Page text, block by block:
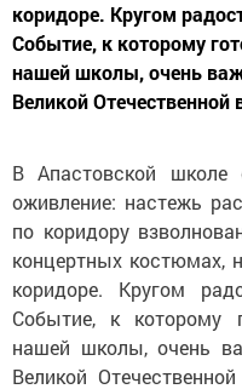
коридоре. Кругом
Событие, к которому
нашей школы, очень
Великой Отечественной
В Апастовской школе
оживление: настежь
по коридору
концертных костюмах,
коридоре. Кругом
Событие, к которому
нашей школы, очень
Великой